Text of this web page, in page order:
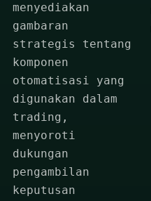
menyediakan
gambaran
strategis tentang
komponen
otomatisasi yang
digunakan dalam
trading,
menyoroti
dukungan
pengambilan
keputusan